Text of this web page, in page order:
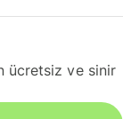
ücretsiz ve sinir